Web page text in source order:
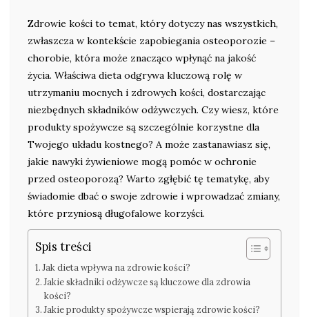
Zdrowie kości to temat, który dotyczy nas wszystkich,
zwłaszcza w kontekście zapobiegania osteoporozie –
chorobie, która może znacząco wpłynąć na jakość
życia. Właściwa dieta odgrywa kluczową rolę w
utrzymaniu mocnych i zdrowych kości, dostarczając
niezbędnych składników odżywczych. Czy wiesz, które
produkty spożywcze są szczególnie korzystne dla
Twojego układu kostnego? A może zastanawiasz się,
jakie nawyki żywieniowe mogą pomóc w ochronie
przed osteoporozą? Warto zgłębić tę tematykę, aby
świadomie dbać o swoje zdrowie i wprowadzać zmiany,
które przyniosą długofalowe korzyści.
Spis treści
Jak dieta wpływa na zdrowie kości?
Jakie składniki odżywcze są kluczowe dla zdrowia
kości?
Jakie produkty spożywcze wspierają zdrowie kości?